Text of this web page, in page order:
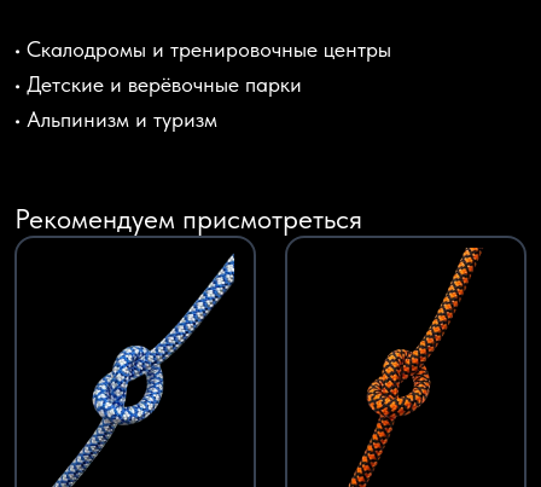
• Скалодромы и тренировочные центры
• Детские и верёвочные парки
• Альпинизм и туризм
Рекомендуем присмотреться